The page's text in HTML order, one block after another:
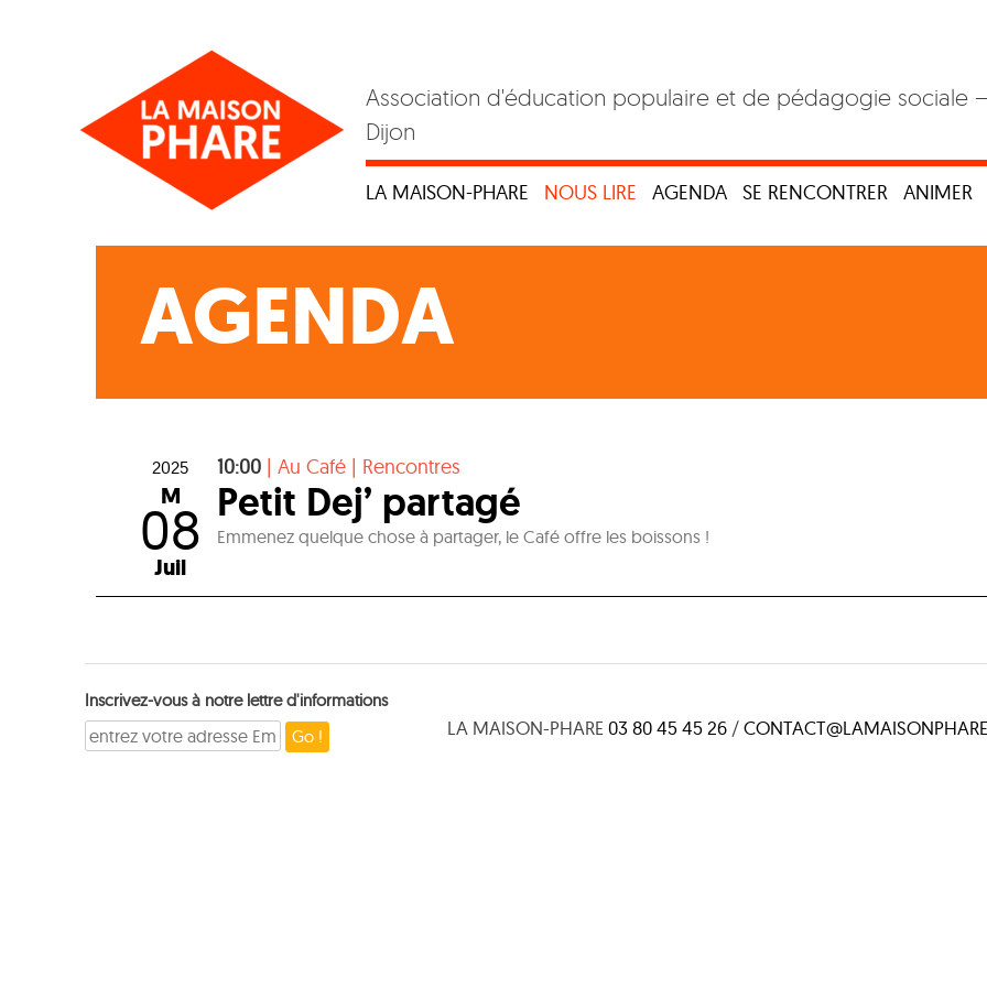
Association d'éducation populaire et de pédagogie sociale
Dijon
LA MAISON-PHARE NOUS LIRE AGENDA SE RENCONTRER ANIMER
AGENDA
2025
M
08
Juil
10:00 | Au Café | Rencontres
Petit Dej’ partagé
Emmenez quelque chose à partager, le Café offre les boissons !
Inscrivez-vous à notre lettre d'informations
LA MAISON-PHARE03 80 45 45 26 /